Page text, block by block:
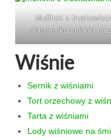
Muffinki z
gotowe do podania na
Wiśnie
Sernik z wiśniami
Tort orzechowy z
Tarta z wiśniami
Lody wiśniowe na